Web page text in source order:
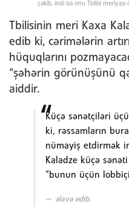
çəkib, indi isə onu Tbilisi
Tbilisinin meri Kaxa
edib ki, cərimələrin
hüquqlarını
“şəhərin görünüşünü
aiddir.
Küçə sənətçiləri
ki, rəssamların
nümayiş etdirmək
Kaladze küçə
“bunun üçün
əlavə edib.